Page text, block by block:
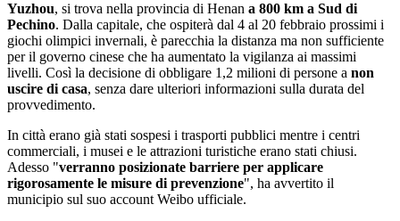
Yuzhou, si trova nella provincia di Henan a 800 km a Sud di
Pechino. Dalla capitale, che ospiterà dal 4 al 20 febbraio prossimi i
giochi olimpici invernali, è parecchia la distanza ma non sufficiente
per il governo cinese che ha aumentato la vigilanza ai massimi
livelli. Così la decisione di obbligare 1,2 milioni di persone a non
uscire di casa, senza dare ulteriori informazioni sulla durata del
provvedimento.
In città erano già stati sospesi i trasporti pubblici mentre i centri
commerciali, i musei e le attrazioni turistiche erano stati chiusi.
Adesso "verranno posizionate barriere per applicare
rigorosamente le misure di prevenzione", ha avvertito il
municipio sul suo account Weibo ufficiale.